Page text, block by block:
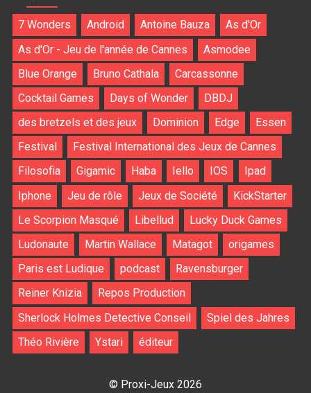
7 Wonders Android Antoine Bauza
As d'Or
As d'Or - Jeu de l'année de Cannes
Asmodee
Blue Orange
Bruno Cathala
Carcassonne
Cocktail Games
Days of Wonder
DBDJ
des bretzels et des jeux
Dominion Edge
Essen
Festival
Festival International des Jeux de Cannes
Filosofia
Gigamic Haba Iello IOS
Ipad
Iphone
Jeu de rôle Jeux de Société
KickStarter
Le Scorpion Masqué
Libellud
Lucky Duck Games
Ludonaute
Martin Wallace Matagot
origames
Paris est Ludique
podcast
Ravensburger
Reiner Knizia
Repos Production
Sherlock Holmes Detective Conseil
Spiel des Jahres
Théo Rivière
Ystari éditeur
© Proxi-Jeux 2026